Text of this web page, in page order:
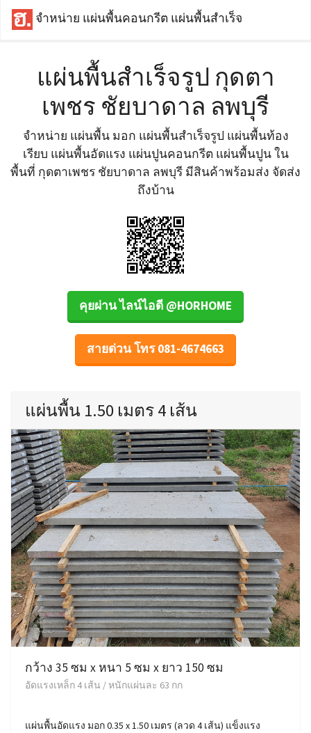
จำหน่าย แผ่นพื้นคอนกรีต แผ่นพื้นสำเร็จ
แผ่นพื้นสำเร็จรูป กุดตา
เพชร ชัยบาดาล ลพบุรี
จำหน่าย แผ่นพื้น มอก แผ่นพื้นสำเร็จรูป แผ่นพื้นท้อง
เรียบ แผ่นพื้นอัดแรง แผ่นปูนคอนกรีต แผ่นพื้นปูน ใน
พื้นที่ กุดตาเพชร ชัยบาดาล ลพบุรี มีสินค้าพร้อมส่ง จัดส่ง
ถึงบ้าน
คุยผ่าน ไลน์ไอดี @HORHOME
สายด่วน โทร 081-4674663
แผ่นพื้น 1.50 เมตร 4 เส้น
กว้าง 35 ซม x หนา 5 ซม x ยาว 150 ซม
อัดแรงเหล็ก 4 เส้น / หนักแผ่นละ 63 กก
แผ่นพื้นอัดแรง มอก 0.35 x 1.50 เมตร (ลวด 4 เส้น) แข็งแรง